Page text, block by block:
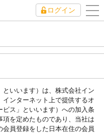
ログイン
いいます）は、株式会社イン
ンターネット上で提供するオ
ス」といいます）への加入条
を定めたものであり、当社は
員登録をした日本在住の会員